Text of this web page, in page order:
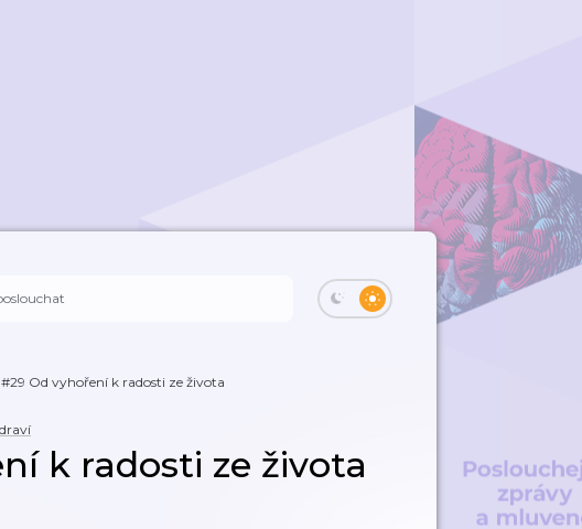
#29 Od vyhoření k radosti ze života
k radosti ze života